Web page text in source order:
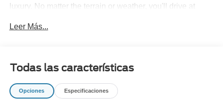
luxury. No matter the terrain or weather, you'll drive at
safety features and superb handling, this 4WD was
car.
Leer Más...
Todas las características
Opciones Especificaciones